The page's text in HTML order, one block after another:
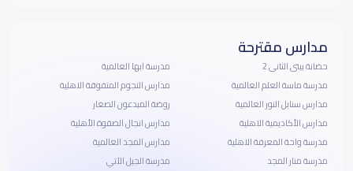
مدارس مقترحة
حضانة بيتى الثانى 2
مدرسة ماسة العلم العالمية
مدارس سنابل النور العالمية
مدارس الأكاديمية الاهلية
مدرسة واحة المعرفة الاهلية
مدرسة منار المجد
مدرسة ابها العالمية
مدارس النجوم المتفوقة الاهلية
روضة المبدعون الصغار
مدارس انجال الصفوة الأهلية
مدارس المجد العالمية
مدرسة الجيل الآتي